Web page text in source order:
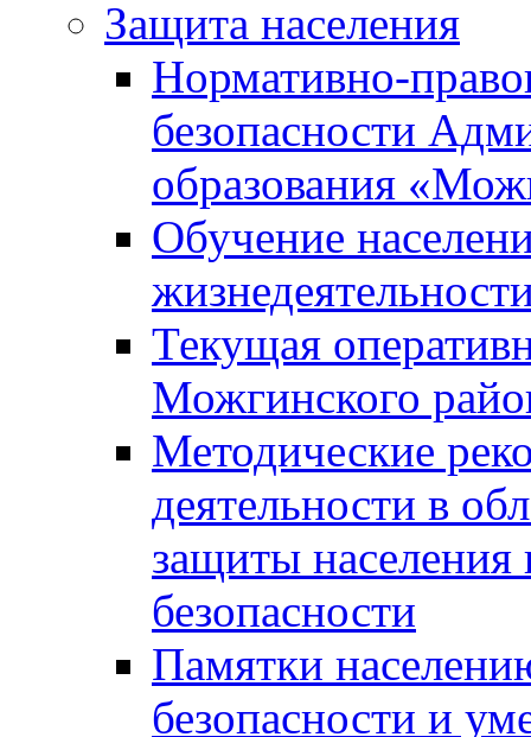
Защита населения
Нормативно-
безопасности
образования
Обучение
Текущая
Можгинского
Методические
деятельности в
защиты
безопасности
Памятки
безопасности и